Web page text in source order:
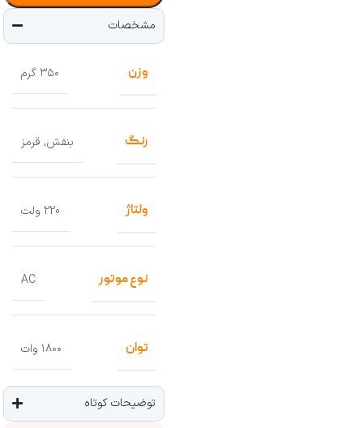
مشخصات
وزن ۳۵۰ گرم
رنگ بنفش, قرمز
ولتاژ 220 ولت
نوع موتور AC
توان ۱۸۰۰ وات
توضیحات کوتاه